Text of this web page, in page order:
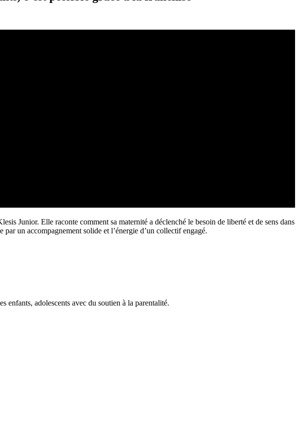
Junior. Elle raconte comment sa maternité a déclenché le besoin de liberté et de sens dans
un accompagnement solide et l’énergie d’un collectif engagé.
enfants, adolescents avec du soutien à la parentalité.